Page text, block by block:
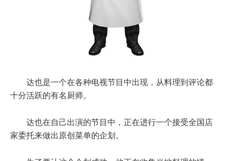
达也是一个在各种电视节目中出现，从料理到评论都
十分活跃的有名厨师。
达也在自己出演的节目中，正在进行一个接受全国店
家委托来做出原创菜单的企划。